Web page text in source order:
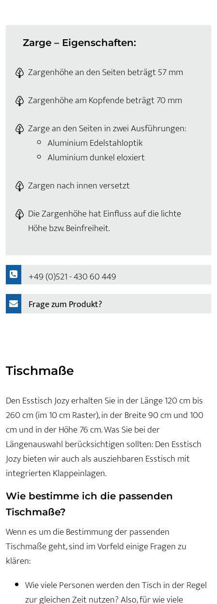
Zarge – Eigenschaften:
Zargenhöhe an den Seiten beträgt 57 mm
Zargenhöhe am Kopfende beträgt 70 mm
Zarge an den Seiten in zwei Ausführungen:
Aluminium Edelstahloptik
Aluminium dunkel eloxiert
Zargen nach innen versetzt
Die Zargenhöhe hat Einfluss auf die lichte
Höhe bzw. Beinfreiheit.
+49 (0)521 - 430 60 449
Frage zum Produkt?
Tischmaße
Den Esstisch Jozy erhalten Sie in der Länge 120 cm bis
260 cm (im 10 cm Raster), in der Breite 90 cm und 100
cm und in der Höhe 76 cm. Was Sie bei der
Längenauswahl berücksichtigen sollten: Den Esstisch
Jozy bieten wir auch als ausziehbaren Esstisch mit
integrierten Klappeinlagen.
Wie bestimme ich die passenden
Tischmaße?
Wenn es um die Bestimmung der passenden
Tischmaße geht, sind im Vorfeld einige Fragen zu
klären:
Wie viele Personen werden den Tisch in der Regel
zur gleichen Zeit nutzen? Also, für wie viele